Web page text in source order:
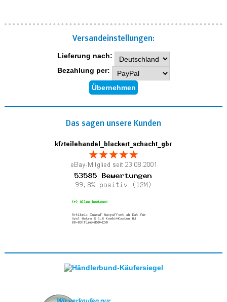
Versand­einstellungen:
Lieferung nach:
Bezahlung per:
Das sagen unsere Kunden